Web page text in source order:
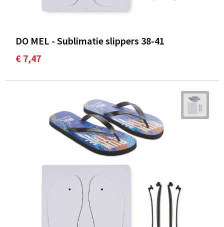
DO MEL - Sublimatie slippers 38-41
€ 7,47